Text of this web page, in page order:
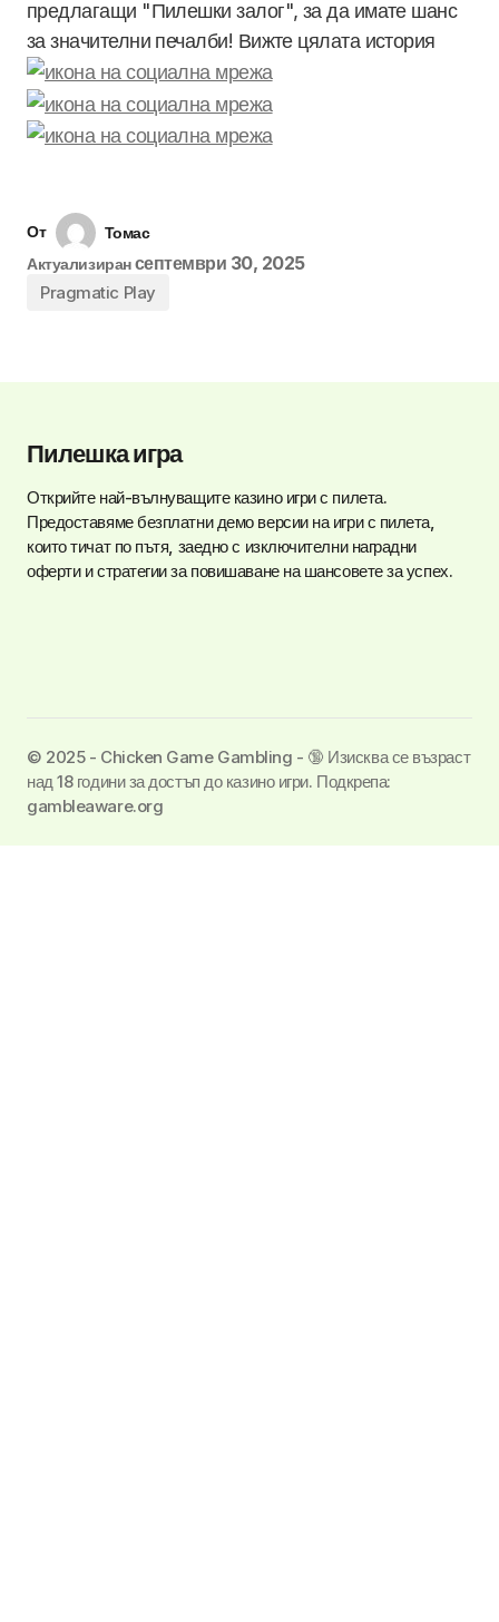
предлагащи "Пилешки залог", за да имате шанс
за значителни печалби! Вижте цялата история
От
Томас
Актуализирансептември 30, 2025
Pragmatic Play
Пилешка игра
Открийте най-вълнуващите казино игри с пилета.
Предоставяме безплатни демо версии на игри с пилета,
които тичат по пътя, заедно с изключителни наградни
оферти и стратегии за повишаване на шансовете за успех.
©️ 2025 - Chicken Game Gambling - 🔞 Изисква се възраст
над 18 години за достъп до казино игри. Подкрепа:
gambleaware.org